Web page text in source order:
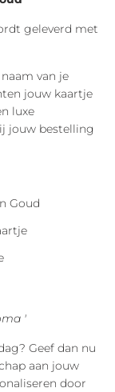
geleverd met
van je
jouw kaartje
luxe
jouw bestelling
Goud
'
Geef dan nu
aan jouw
door